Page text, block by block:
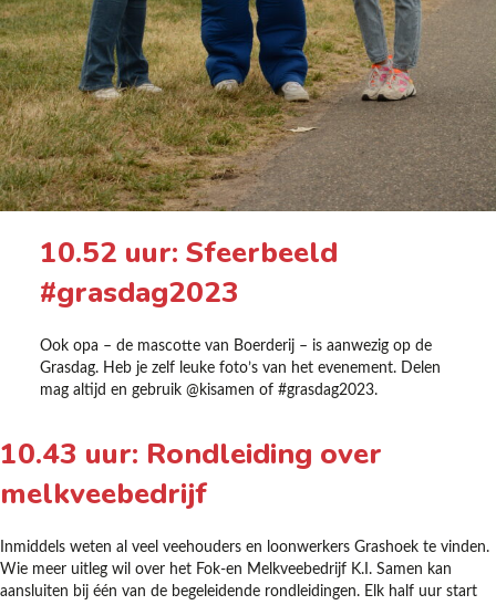
10.52 uur: Sfeerbeeld
#grasdag2023
Ook opa – de mascotte van Boerderij – is aanwezig op de
Grasdag. Heb je zelf leuke foto’s van het evenement. Delen
mag altijd en gebruik @kisamen of #grasdag2023.
10.43 uur: Rondleiding over
melkveebedrijf
Inmiddels weten al veel veehouders en loonwerkers Grashoek te vinden.
Wie meer uitleg wil over het Fok-en Melkveebedrijf K.I. Samen kan
aansluiten bij één van de begeleidende rondleidingen. Elk half uur start